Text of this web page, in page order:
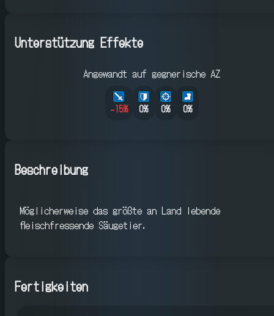
Unterstützung Effekte
Angewandt auf gegnerische AZ
-15% 0% 0% 0%
Beschreibung
Möglicherweise das größte an Land lebende
fleischfressende Säugetier.
Fertigkeiten